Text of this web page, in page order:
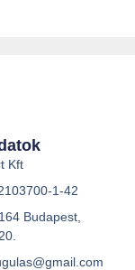
Kft
1-42
Budapest,